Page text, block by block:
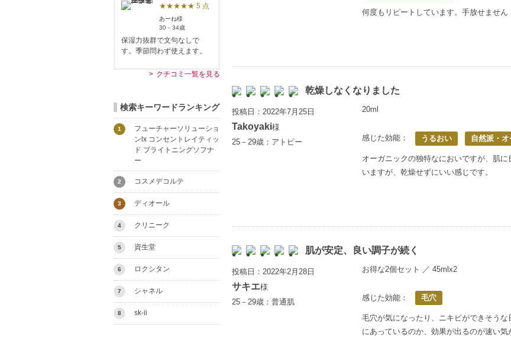
何度もリピートしています。手放せません
乾燥しなくなりました
投稿日：2022年7月25日
Takoyaki様
25－29歳：アトピー
20ml
感じた効能： うるおい 自然派・
オーガニックの独特なにおいですが、肌
いますが、乾燥せずにいい感じです。
肌が安定、良い調子が続く
投稿日：2022年2月28日
サキエ様
25－29歳：普通肌
お得な2個セット ／ 45mlx2
感じた効能： 毛穴
毛穴が気になったり、ニキビができそう
にあっているのか、効果が出るのが速い
★★★★★ 5 点
あーね様
30－34歳
保湿力抜群で文句なしで
す。季節問わず使えます。
クチコミ一覧を見る
検索キーワードランキング
1
フューチャーソリューショ
ンlx コンセントレイティッ
ド ブライトニングソフナ
ー
2 コスメデコルテ
3 ディオール
4 クリニーク
5 資生堂
6 ロクシタン
7 シャネル
8 sk-ii